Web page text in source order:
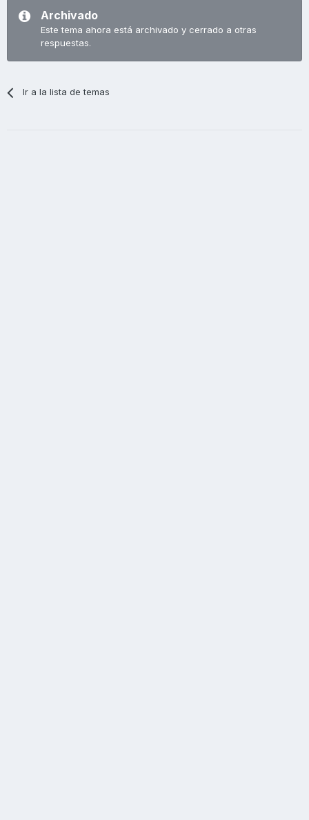
Archivado
Este tema ahora está archivado y cerrado a otras
respuestas.
Ir a la lista de temas